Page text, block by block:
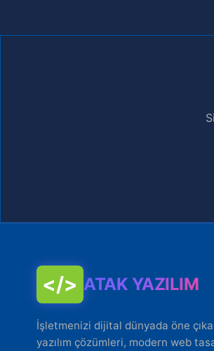
</> ATAK YAZILIM
İşletmenizi dijital dünyada öne
yazılım çözümleri, modern web